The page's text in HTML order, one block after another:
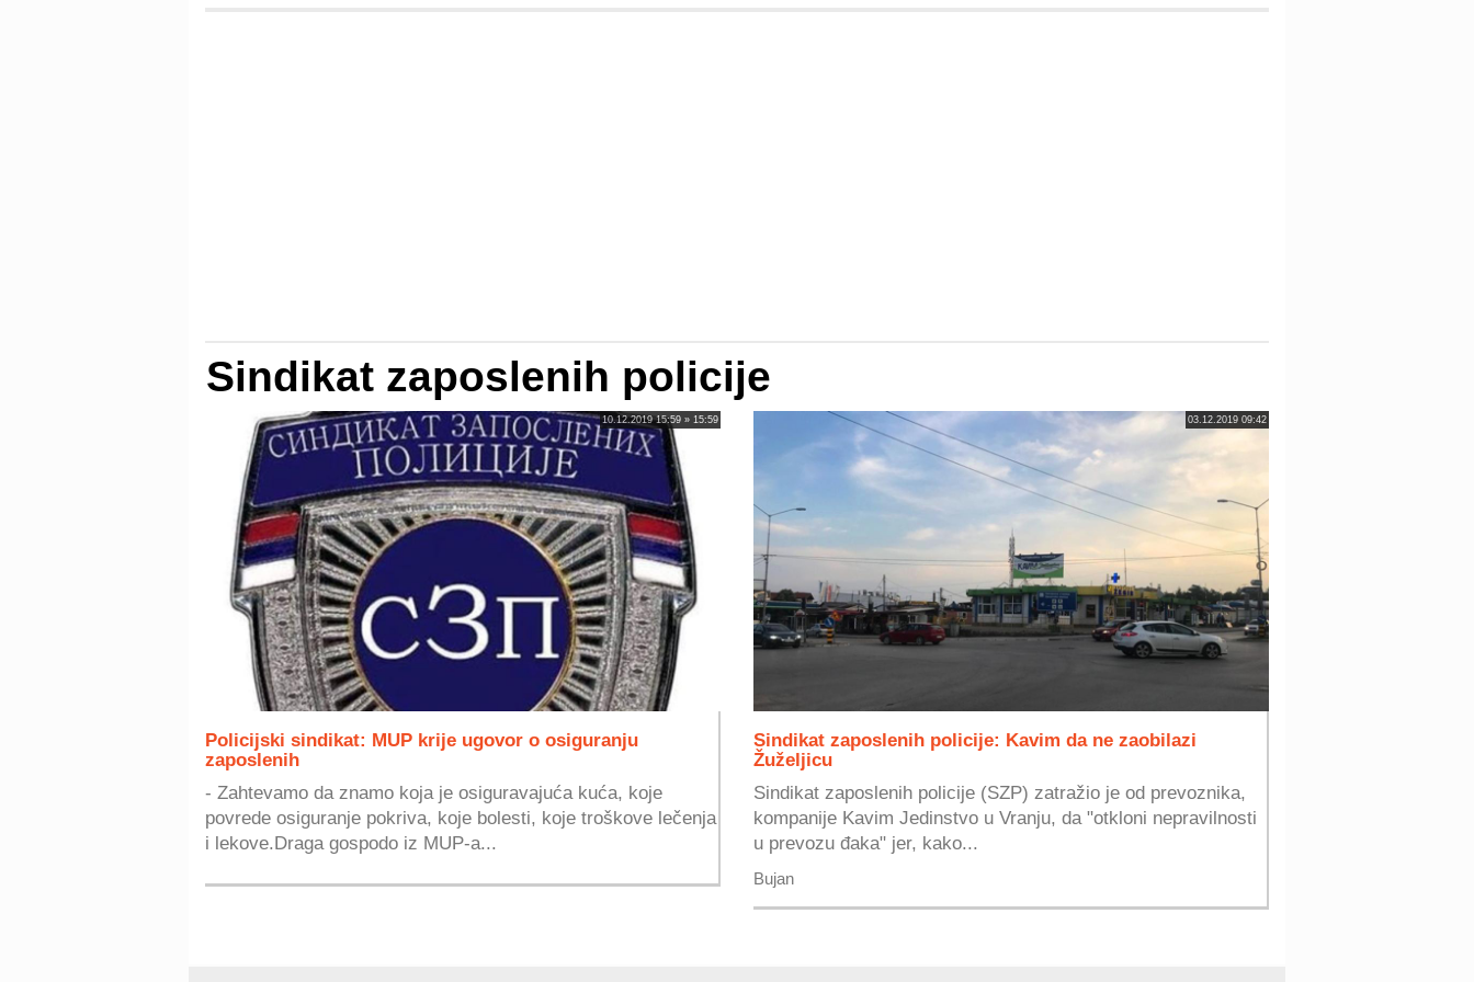
Sindikat zaposlenih policije
10.12.2019 15:59 » 15:59
Policijski sindikat: MUP krije ugovor o osiguranju
zaposlenih
- Zahtevamo da znamo koja je osiguravajuća kuća, koje
povrede osiguranje pokriva, koje bolesti, koje troškove lečenja
i lekove.Draga gospodo iz MUP-a...
03.12.2019 09:42
Sindikat zaposlenih policije: Kavim da ne zaobilazi
Žuželjicu
Sindikat zaposlenih policije (SZP) zatražio je od prevoznika,
kompanije Kavim Jedinstvo u Vranju, da "otkloni nepravilnosti
u prevozu đaka" jer, kako...
Bujan